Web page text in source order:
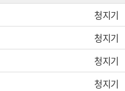
청지기
청지기
청지기
청지기